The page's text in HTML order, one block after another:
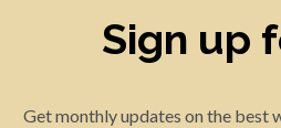
Sign up
Get monthly updates on the best